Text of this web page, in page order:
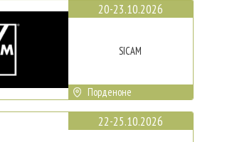
20-23.10.2026
SICAM
Порденоне
22-25.10.2026